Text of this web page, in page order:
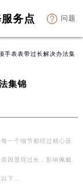
务点 问题
手表表带过长解决办法集
集锦
一个细节都经过精心设
因显得过长，影响佩戴
下…